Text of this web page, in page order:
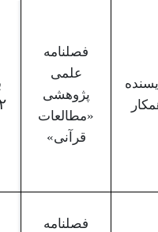
فصلنامه
علمی
پژوهشی
«مطالعات
قرآنی»
فصلنامه